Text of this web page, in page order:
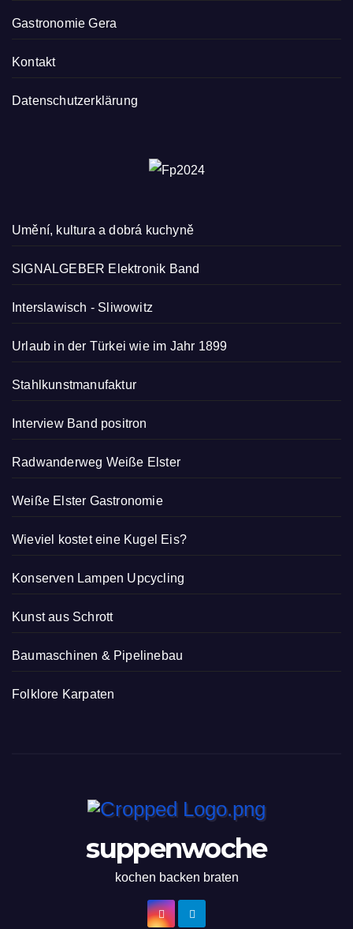
Gastronomie Gera
Kontakt
Datenschutzerklärung
Umění, kultura a dobrá kuchyně
SIGNALGEBER Elektronik Band
Interslawisch - Sliwowitz
Urlaub in der Türkei wie im Jahr 1899
Stahlkunstmanufaktur
Interview Band positron
Radwanderweg Weiße Elster
Weiße Elster Gastronomie
Wieviel kostet eine Kugel Eis?
Konserven Lampen Upcycling
Kunst aus Schrott
Baumaschinen & Pipelinebau
Folklore Karpaten
suppenwoche
kochen backen braten